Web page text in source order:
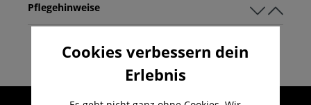
Pflegehinweise
Cookies verbessern dein
Erlebnis